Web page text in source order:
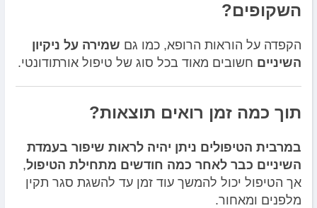
השקופים?
הקפדה על הוראות הרופא, כמו גם שמירה על ניקיון
השיניים חשובים מאוד בכל סוג של טיפול אורתודונטי.
תוך כמה זמן רואים תוצאות?
במרבית הטיפולים ניתן יהיה לראות שיפור בעמדת
השיניים כבר לאחר כמה חודשים מתחילת הטיפול,
אך הטיפול יכול להמשך עוד זמן עד להשגת סגר תקין
מלפנים ומאחור.